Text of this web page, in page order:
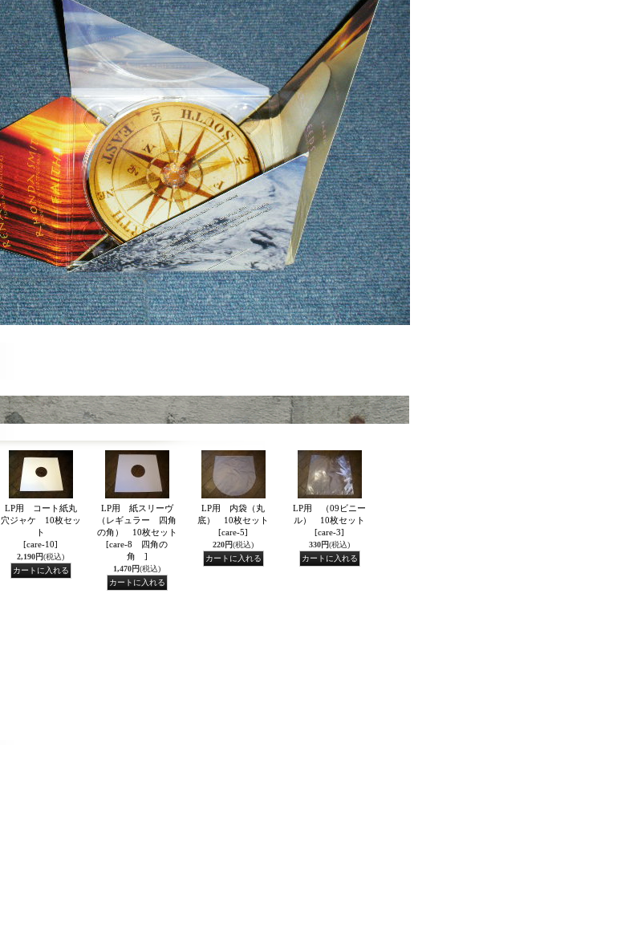
LP用 コート紙丸
穴ジャケ 10枚セッ
ト
[care-10]
2,190円(税込)
LP用 紙スリーヴ
（レギュラー 四角
の角） 10枚セット
[care-8 四角の
角 ]
1,470円(税込)
LP用 内袋（丸
底） 10枚セット
[care-5]
220円(税込)
LP用 （09ビニー
ル） 10枚セット
[care-3]
330円(税込)